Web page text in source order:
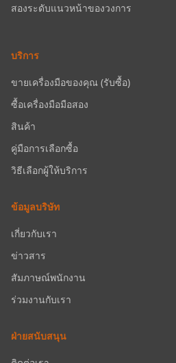
สองระดับแนวหน้าของวงการ
บริการ
ขายเครื่องมือของคุณ (รับซื้อ)
ซื้อเครื่องมือมือสอง
สินค้า
คู่มือการเลือกซื้อ
วิธีเลือกผู้ให้บริการ
ข้อมูลบริษัท
เกี่ยวกับเรา
ข่าวสาร
สัมภาษณ์พนักงาน
ร่วมงานกับเรา
ฝ่ายสนับสนุน